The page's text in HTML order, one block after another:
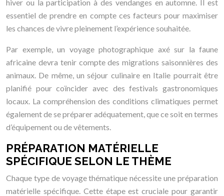
hiver ou la participation à des vendanges en automne. Il est
essentiel de prendre en compte ces facteurs pour maximiser
les chances de vivre pleinement l’expérience souhaitée.
Par exemple, un voyage photographique axé sur la faune
africaine devra tenir compte des migrations saisonnières des
animaux. De même, un séjour culinaire en Italie pourrait être
planifié pour coïncider avec des festivals gastronomiques
locaux. La compréhension des conditions climatiques permet
également de se préparer adéquatement, que ce soit en termes
d’équipement ou de vêtements.
PRÉPARATION MATÉRIELLE
SPÉCIFIQUE SELON LE THÈME
Chaque type de voyage thématique nécessite une préparation
matérielle spécifique. Cette étape est cruciale pour garantir